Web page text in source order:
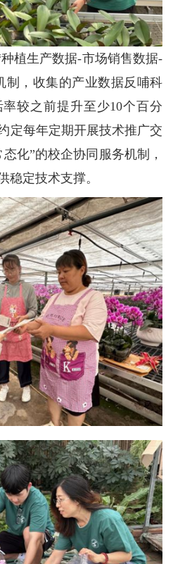
植生产数据-市场销售数据-
制，收集的产业数据反哺科
较之前提升至少10个百分
定每年定期开展技术推广交
化”的校企协同服务机制，
稳定技术支撑。